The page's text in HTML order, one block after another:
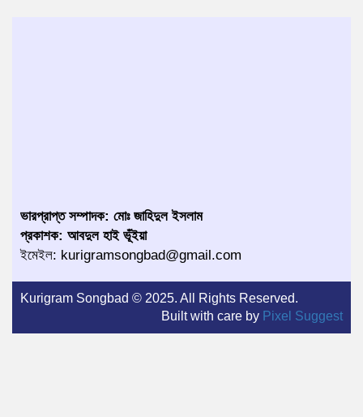
ভারপ্রাপ্ত সম্পাদক: মোঃ জাহিদুল ইসলাম
প্রকাশক: আবদুল হাই ভূঁইয়া
ইমেইল: kurigramsongbad@gmail.com
Kurigram Songbad © 2025. All Rights Reserved.
Built with care by Pixel Suggest